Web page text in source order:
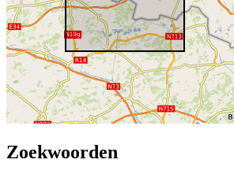
Zoekwoorden